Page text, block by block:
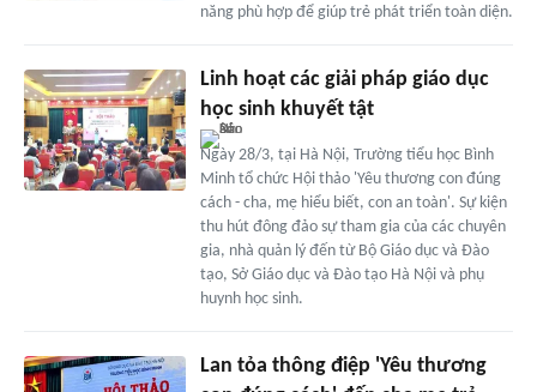
năng phù hợp để giúp trẻ phát triển toàn diện.
Linh hoạt các giải pháp giáo dục
học sinh khuyết tật
Ngày 28/3, tại Hà Nội, Trường tiểu học Bình
Minh tổ chức Hội thảo 'Yêu thương con đúng
cách - cha, mẹ hiểu biết, con an toàn'. Sự kiện
thu hút đông đảo sự tham gia của các chuyên
gia, nhà quản lý đến từ Bộ Giáo dục và Đào
tạo, Sở Giáo dục và Đào tạo Hà Nội và phụ
huynh học sinh.
Lan tỏa thông điệp 'Yêu thương